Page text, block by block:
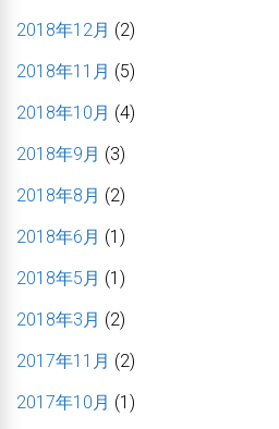
2018年12月 (2)
2018年11月 (5)
2018年10月 (4)
2018年9月 (3)
2018年8月 (2)
2018年6月 (1)
2018年5月 (1)
2018年3月 (2)
2017年11月 (2)
2017年10月 (1)